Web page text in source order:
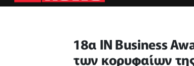
18α IN Business
των κορυφαίων